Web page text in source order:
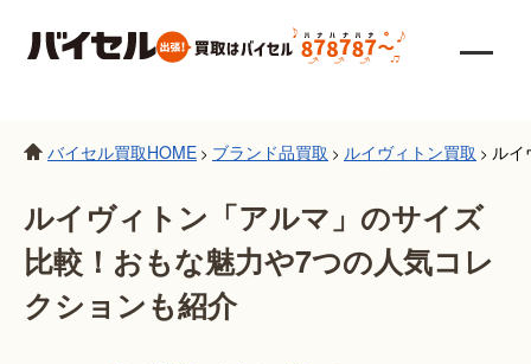
バイセル買取HOME > ブランド品買取 > ルイヴィトン買取 > ルイ
ルイヴィトン「アルマ」のサイズ
比較！おもな魅力や7つの人気コレ
クションも紹介